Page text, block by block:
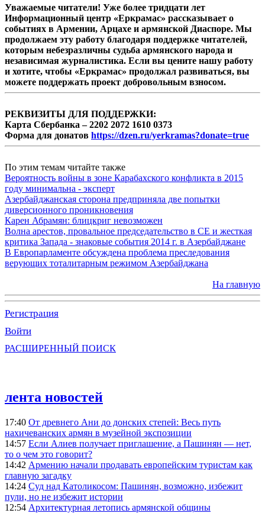
Уважаемые читатели! Уже более тридцати лет
Информационный центр «Еркрамас» рассказывает о
событиях в Армении, Арцахе и армянской Диаспоре. Мы
продолжаем эту работу благодаря поддержке читателей,
которым небезразличны судьба армянского народа и
независимая журналистика. Если вы цените нашу работу
и хотите, чтобы «Еркрамас» продолжал развиваться, вы
можете поддержать проект добровольным взносом.
РЕКВИЗИТЫ ДЛЯ ПОДДЕРЖКИ:
Карта Сбербанка – 2202 2072 1610 0373
Форма для донатов https://dzen.ru/yerkramas?donate=true
По этим темам читайте также
Вероятность войны в зоне Карабахского конфликта в 2015
году минимальна - эксперт
Азербайджанская сторона предприняла две попытки
диверсионного проникновения
Карен Абрамян: блицкриг невозможен
Волна арестов, провальное председательство в СЕ и жесткая
критика Запада - знаковые события 2014 г. в Азербайджане
В Европарламенте обсуждена проблема преследования
верующих тоталитарным режимом Азербайджана
На главную
Регистрация
Войти
РАСШИРЕННЫЙ ПОИСК
лента новостей
17:40 От древнего Ани до донских степей: Весь путь
нахичеванских армян в музейной экспозиции
14:57 Если Алиев получает приглашение, а Пашинян — нет,
то о чем это говорит?
14:42 Армению начали продавать европейским туристам как
главную загадку
14:24 Суд над Католикосом: Пашинян, возможно, избежит
пули, но не избежит истории
12:54 Архитектурная летопись армянской общины